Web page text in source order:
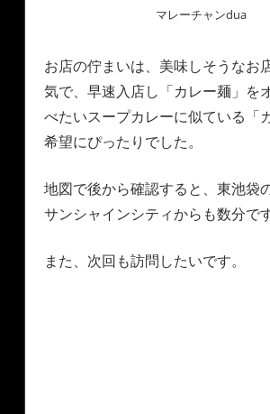
マレーチャンdua
お店の佇まいは、美味しそうなお
気で、早速入店し「カレー麺」を
べたいスープカレーに似ている「
希望にぴったりでした。
地図で後から確認すると、東池袋
サンシャインシティからも数分です
また、次回も訪問したいです。